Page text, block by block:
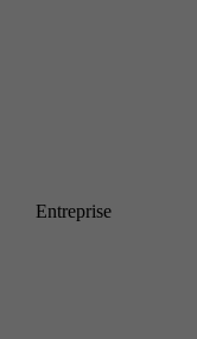
Entreprise